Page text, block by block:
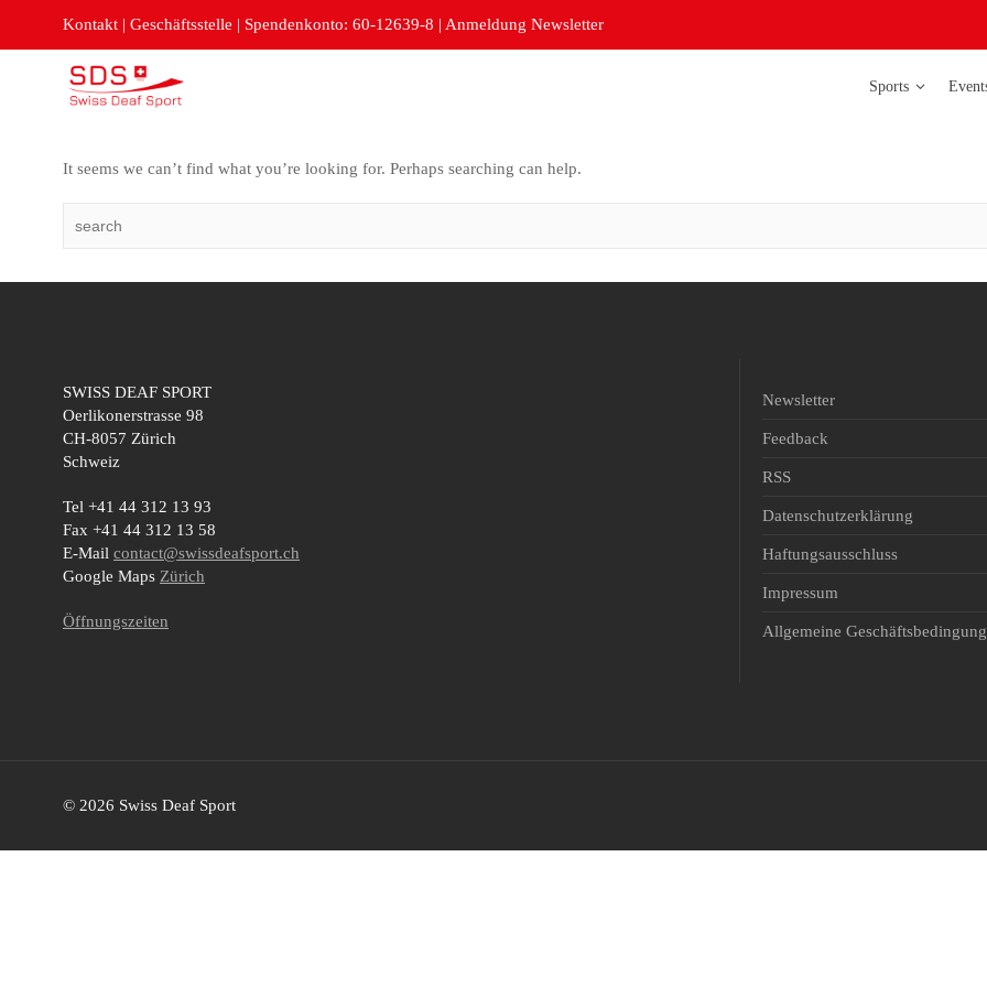
Kontakt | Geschäftsstelle | Spendenkonto: 60-12639-8 | Anmeldung Newsletter
Sports
It seems we can’t find what you’re looking for. Perhaps searching can help.
SWISS DEAF SPORT
Oerlikonerstrasse 98
CH-8057 Zürich
Schweiz
Tel +41 44 312 13 93
Fax +41 44 312 13 58
E-Mail contact@swissdeafsport.ch
Google Maps Zürich
Öffnungszeiten
Newsletter
Feedback
RSS
Datenschutzerklärung
Haftungsausschluss
Impressum
Allgemeine
© 2026 Swiss Deaf Sport